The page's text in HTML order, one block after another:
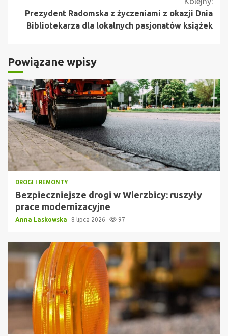
Prezydent Radomska z życzeniami z okazji Dnia
Bibliotekarza dla lokalnych pasjonatów książek
Powiązane wpisy
DROGI I REMONTY
Bezpieczniejsze drogi w Wierzbicy: ruszyły
prace modernizacyjne
Anna Laskowska 8 lipca 2026 97